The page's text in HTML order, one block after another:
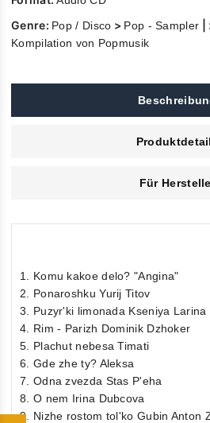
Genre: Pop / Disco > Pop - Sampler |
Kompilation von Popmusik
Für
1. Komu kakoe delo? "Angina"
2. Ponaroshku Yurij Titov
3. Puzyr'ki limonada Kseniya Larina
4. Rim - Parizh Dominik Dzhoker
5. Plachut nebesa Timati
6. Gde zhe ty? Aleksa
7. Odna zvezda Stas P'eha
8. O nem Irina Dubcova
9. Nizhe rostom tol'ko Gubin Anton